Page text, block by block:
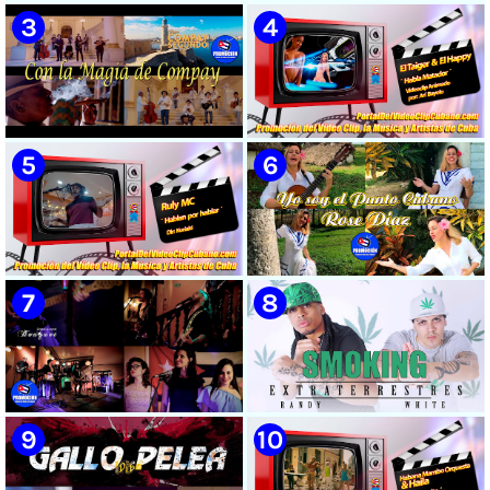
🟡 Susel Gómez (La China) ||
¨Oye Mi Leloley¨ || Director:
Onelio Jesús Larralde González
|| Música popular bailable
cubana || Videoclip || CUBA
🟡 Naldo - ¨Falsas Promesas¨ 📺
Videoclip - 🎬 Dirección:
Visualeme
🟡 Grupo Compay Segundo ||
¨Con La Magia de Compay¨ ||
Música popular tradicional
cubana || Videoclip || CUBA
🟡 El Taiger & El Happy ||
¨Habla Matador¨ || Videoclip
Animado || Director: Arí Bayolo
|| Música Urbana Cubana ||
CUBA
🟡 Ruly MC || ¨Hablan por
hablar¨ || Realizador: Kuriaki ||
Videoclip || Música Urbana
Cubana || RAP || CUBA
🟡 Rose Díaz || ¨Yo soy el Punto
Cubano¨ (Autores: Celina
González y Reutilio
Domínguez) || Director:
Yuliades Mariño Cabello ||
Música popular tradicional
cubana - Punto Cubano -